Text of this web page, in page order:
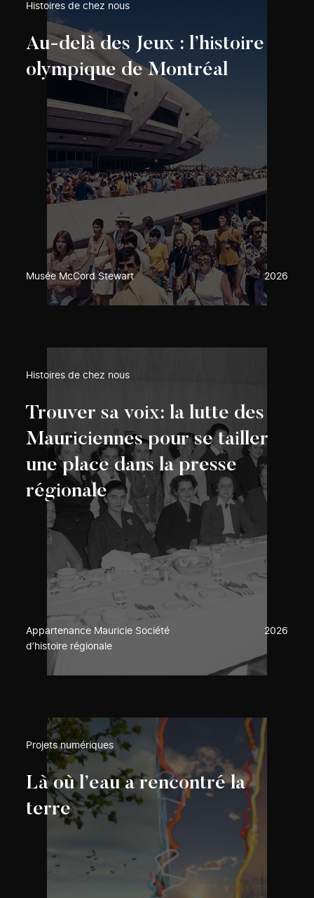
Histoires de chez nous
Au-delà des Jeux : l’histoire
olympique de Montréal
Musée McCord Stewart 2026
Histoires de chez nous
Trouver sa voix: la lutte des
Mauriciennes pour se tailler
une place dans la presse
régionale
Appartenance Mauricie Société
d’histoire régionale
2026
Projets numériques
Là où l’eau a rencontré la
terre